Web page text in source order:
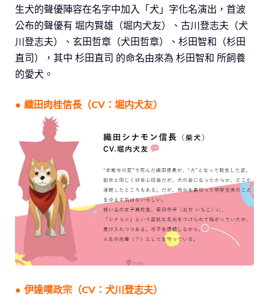
生犬的聲優陣容在名字中加入「犬」字化名演出，首波
公布的聲優有 堀内賢雄（堀内犬友）、古川登志夫（犬
川登志夫）、玄田哲章（犬田哲章）、杉田智和（杉田
直司），其中 杉田直司 的命名由來為 杉田智和 所飼養
的愛犬。
● 織田肉桂信長（CV：堀内犬友）
● 伊達噗政宗（CV：犬川登志夫）